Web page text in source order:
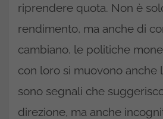
riprendere quota. Non è
rendimento, ma anche di
cambiano, le politiche
con loro si muovono anche
sono segnali che
direzione, ma anche